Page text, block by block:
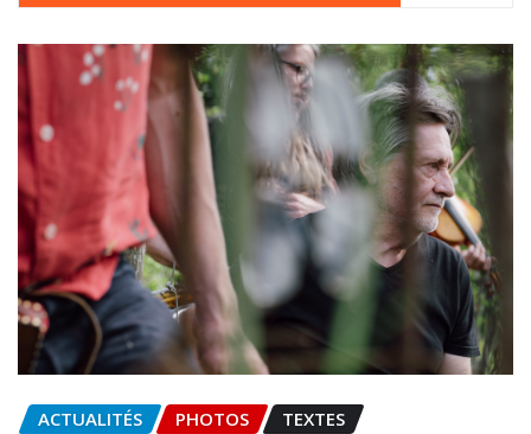
ACTUALITÉS PHOTOS TEXTES